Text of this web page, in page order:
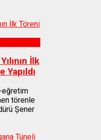
İlk
Yapıldı
eğretim
törenle
Şener